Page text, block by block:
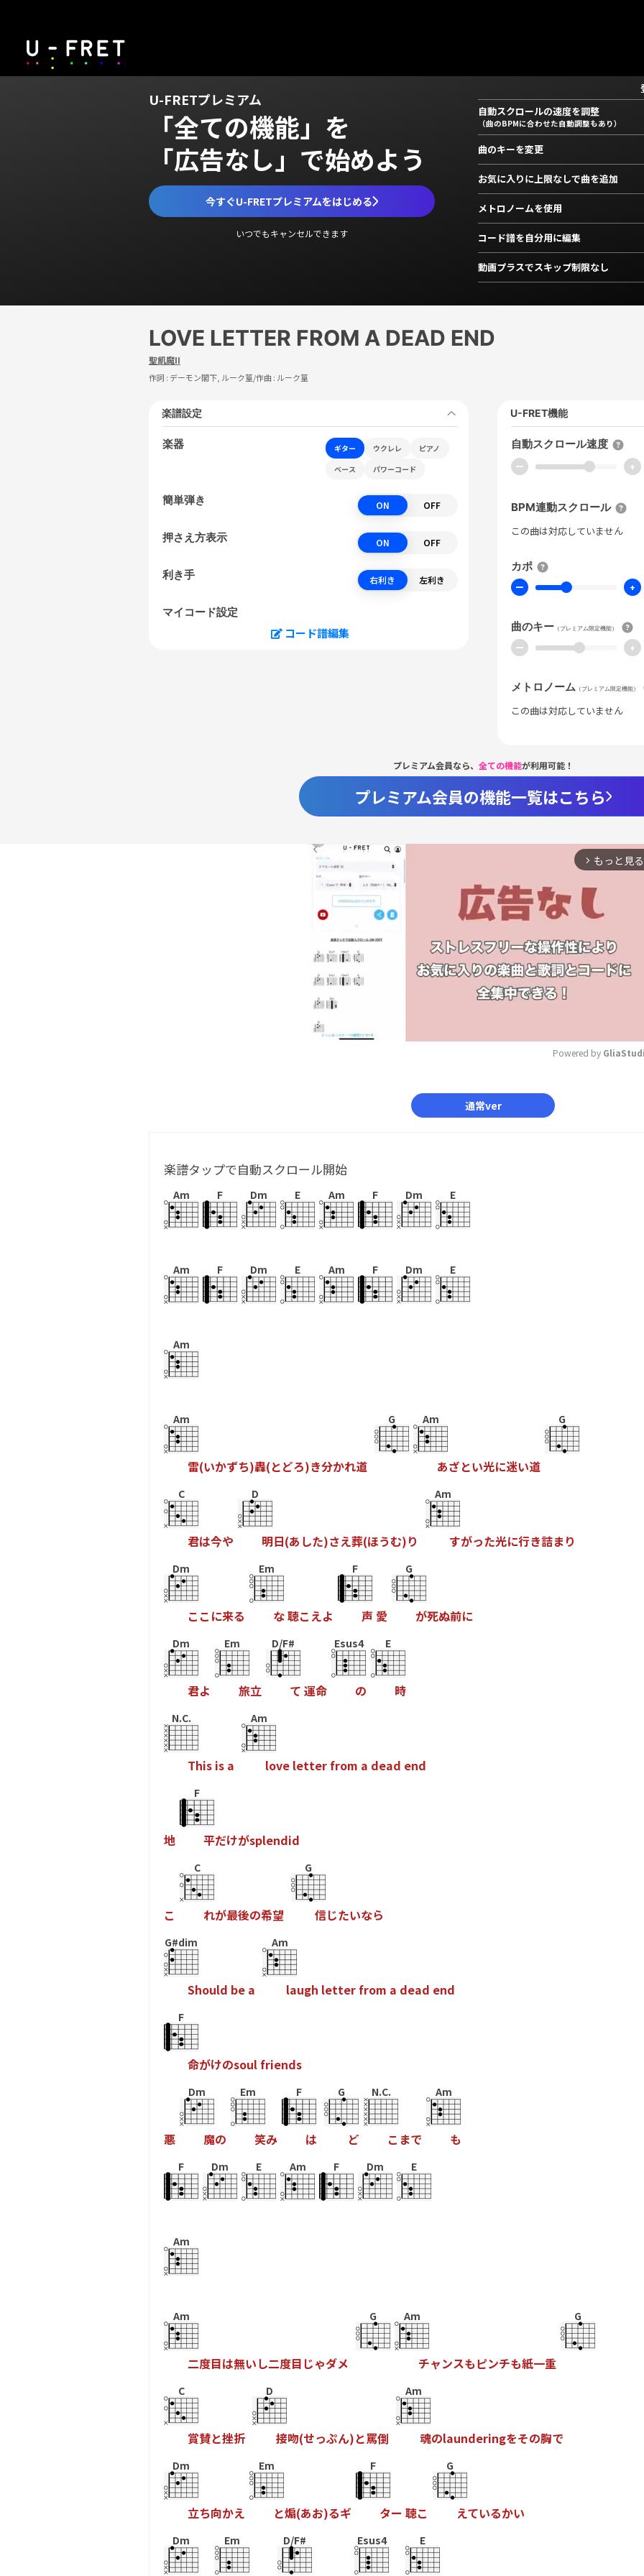
U-FRETプレミアム
「全ての機能」を
「広告なし」で始めよう
今すぐU-FRETプレミアムをはじめる
いつでもキャンセルできます
自動スクロールの速度を調整
（曲のBPMに合わせた自動調整もあり）
曲のキーを変更
お気に入りに上限なしで曲を追加
メトロノームを使用
コード譜を自分用に編集
動画プラスでスキップ制限なし
LOVE LETTER FROM A DEAD END
聖飢魔II
作詞 : デーモン閣下, ルーク篁/作曲 : ルーク篁
楽譜設定
楽器 ギター ウクレレ
ピアノ
ベース
パワーコード
簡単弾き ON OFF
押さえ方表示 ON OFF
利き手 右利き 左利き
マイコード設定
コード譜編集
U-FRET機能
自動スクロール速度
ー +
BPM連動スクロール
この曲は対応していません
カポ
ー +
曲のキー （プレミアム限定機能）
ー +
メトロノーム （プレミアム限定機能）
この曲は対応していません
プレミアム会員なら、 全ての機能が利用可能！
プレミアム会員の機能一覧はこちら
arrow_forward_ios もっと見る
Powered by
通常ver
楽譜タップで自動スクロール開始
Am F Dm E Am F Dm E
Am F Dm E Am F Dm E
Am
Am
雷(いかずち)轟(とどろ)き分かれ道
G Am
あざとい光に迷い道
G
C
君は今や
D
明日(あ した)さえ葬(ほうむ)り
Am
すがった光に行き詰まり
Dm
こ こ に来る
Em
な聴こえよ
F
声 愛
G
が死ぬ前に
Dm
君よ
Em
旅立
D/F#
て 運命
Esus4
の
E
時
N.C.
This is a
Am
love letterfrom a dead end
地
F
平だけがsplendid
こ
C
れが最後の希望
G
信じたいなら
G#dim
Should be a
Am
laugh letterfrom a dead end
F
命がけのsoulfriends
悪
Dm
魔の
Em
笑み
F
は
G
ど
N.C.
こ まで
Am
も
F Dm E Am F Dm E
Am
Am
二度目は無いし二度目 じゃダメ
G Am
チャンスもピンチも紙一重
G
C
賞賛と挫折
D
接吻(せっぷん)と罵倒
Am
魂のlaunderingをその胸で
Dm
立ち向かえ
Em
と煽(あお)るギ
F
ター 聴こ
G
えているかい
Dm Em D/F# Esus4 E